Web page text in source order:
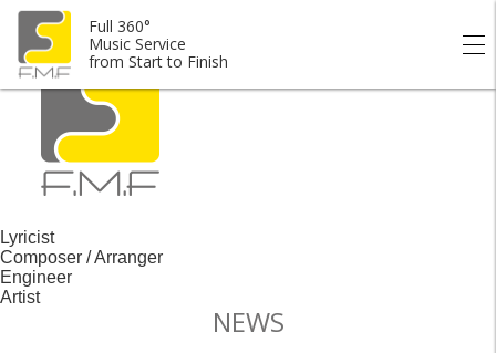
Full 360°
Music Service
from Start to Finish
Full 360° Music Service from Start to Finish.
Lyricist
Composer / Arranger
Engineer
Artist
NEWS